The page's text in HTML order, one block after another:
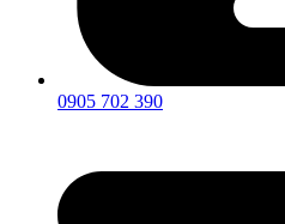
0905 702 390